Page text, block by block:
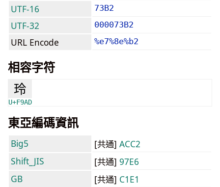
UTF-16 73B2
UTF-32 000073B2
URL Encode %e7%8e%b2
相容字符
玲
U+F9AD
東亞編碼資訊
Big5 [共通] ACC2
Shift_JIS
[共通] 97E6
GB
[共通] C1E1